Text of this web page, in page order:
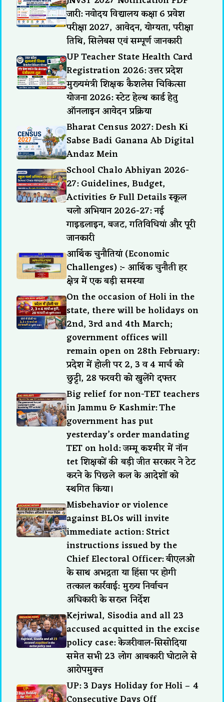
जारी: नवोदय विद्यालय कक्षा 6 प्रवेश
परीक्षा 2027, आवेदन, योग्यता, परीक्षा
तिथि, सिलेबस एवं सम्पूर्ण जानकारी
UP Teacher State Health Card
Registration 2026: उत्तर प्रदेश
मुख्यमंत्री शिक्षक कैशलेस चिकित्सा
योजना 2026: स्टेट हेल्थ कार्ड हेतु
ऑनलाइन आवेदन प्रक्रिया
Bharat Census 2027: Desh Ki
Sabse Badi Ganana Ab Digital
Andaz Mein
School Chalo Abhiyan 2026-
27: Guidelines, Budget,
Activities & Full Details स्कूल
चलो अभियान 2026-27: नई
गाइडलाइन, बजट, गतिविधियां और पूरी
जानकारी
आर्थिक चुनौतियां (Economic
Challenges) :- आर्थिक चुनौती हर
क्षेत्र में एक बड़ी समस्या
On the occasion of Holi in the
state, there will be holidays on
2nd, 3rd and 4th March;
government offices will
remain open on 28th February:
प्रदेश में होली पर 2, 3 व 4 मार्च को
छुट्टी, 28 फरवरी को खुलेंगे दफ्तर
Big relief for non-TET teachers
in Jammu & Kashmir: The
government has put
yesterday’s order mandating
TET on hold: जम्मू कश्मीर में नॉन
tet शिक्षकों की बड़ी जीत सरकार ने टेट
करने के पिछले कल के आदेशों को
स्थगित किया।
Misbehavior or violence
against BLOs will invite
immediate action: Strict
instructions issued by the
Chief Electoral Officer: बीएलओ
के साथ अभद्रता या हिंसा पर होगी
तत्काल कार्रवाई: मुख्य निर्वाचन
अधिकारी के सख्त निर्देश
Kejriwal, Sisodia and all 23
accused acquitted in the excise
policy case: केजरीवाल-सिसोदिया
समेत सभी 23 लोग आबकारी घोटाले से
आरोपमुक्त
UP: 3 Days Holiday for Holi – 4